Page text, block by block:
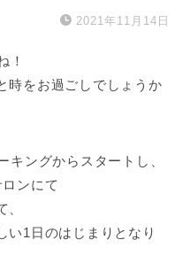
2021年11月14日
！
時をお過ごしでしょうか
キングからスタートし、
ンにて
、
い1日のはじまりとなり